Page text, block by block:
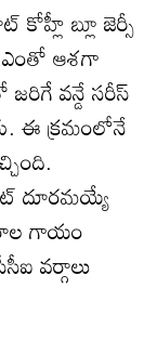
బ్లూ జెర్సీ
ఎంతో ఆశగా
జరిగే వన్డే సరీస్
ఈ క్రమంలోనే
దూరమయ్యే
గాయం
వర్గాలు